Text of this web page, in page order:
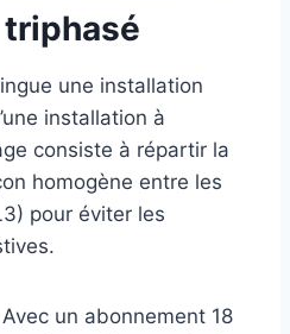
triphasé
une installation
installation à
consiste à répartir la
homogène entre les
pour éviter les
un abonnement 18